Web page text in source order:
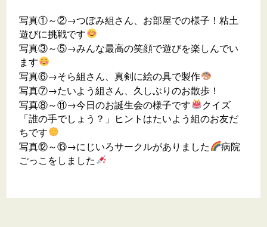
写真①～②→つぼみ組さん、お部屋での様子！粘土
遊びに挑戦です
写真③～⑤→みんな最高の笑顔で遊びを楽しんでい
ます
写真⑥→そら組さん、真剣に絵の具で製作
写真⑦→たいよう組さん、久しぶりのお散歩！
写真⑧～⑪→今日のお誕生会の様子です
クイズ
「誰の手でしょう？」ヒントはたいよう組のお友だ
ちです
写真⑫～⑬→にじいろサークルがありました
病院
ごっこをしました